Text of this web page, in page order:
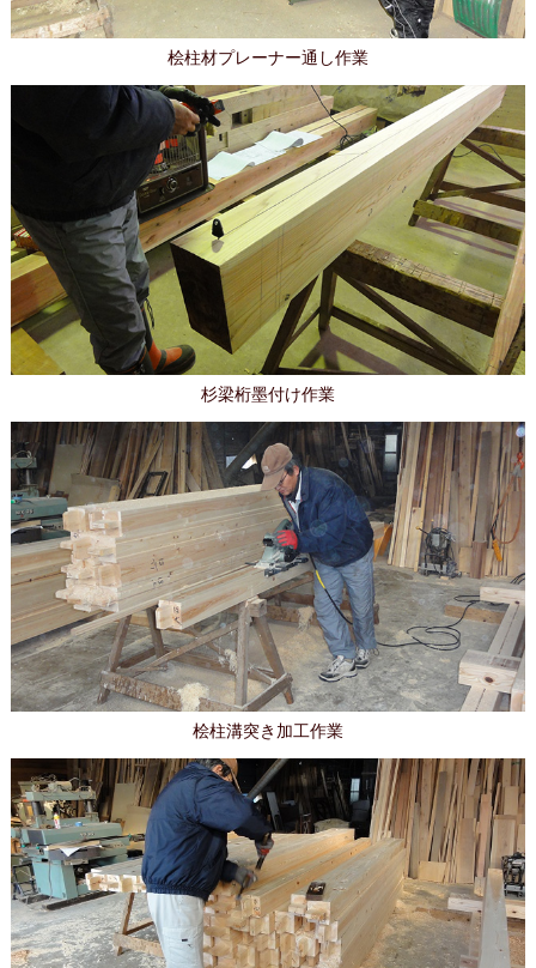
桧柱材プレーナー通し作業
杉梁桁墨付け作業
桧柱溝突き加工作業